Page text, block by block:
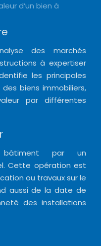
d’un bien à
des marchés
à expertiser
les principales
biens immobiliers,
par différentes
bâtiment par un
Cette opération est
ou travaux sur le
aussi de la date de
des installations